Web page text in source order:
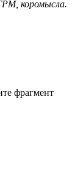
коромысла.
фрагмент